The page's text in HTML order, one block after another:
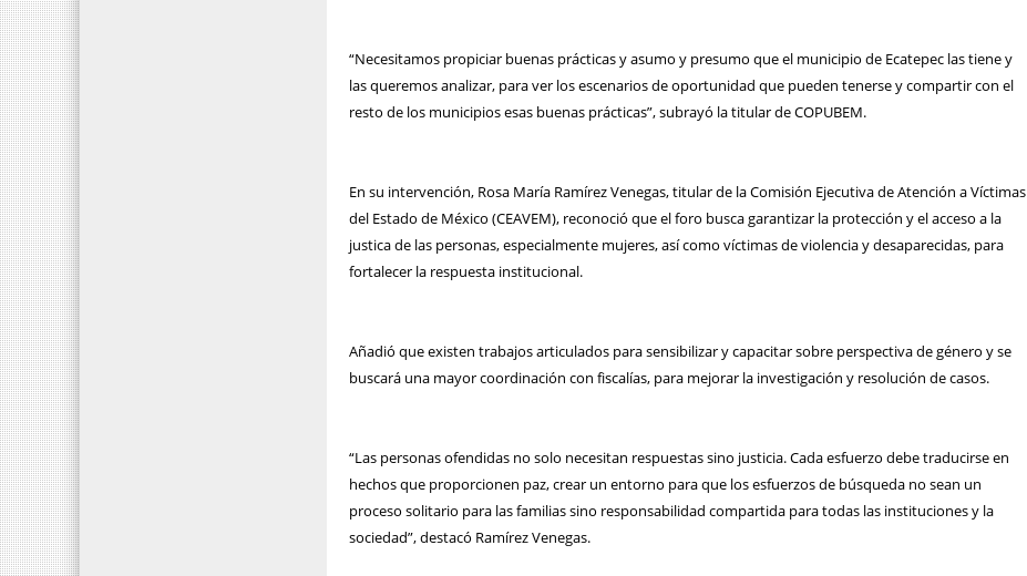
“Necesitamos propiciar buenas prácticas y asumo y presumo que el municipio de Ecatepec las tiene y
las queremos analizar, para ver los escenarios de oportunidad que pueden tenerse y compartir con el
resto de los municipios esas buenas prácticas”, subrayó la titular de COPUBEM.
En su intervención, Rosa María Ramírez Venegas, titular de la Comisión Ejecutiva de Atención a Víctimas
del Estado de México (CEAVEM), reconoció que el foro busca garantizar la protección y el acceso a la
justica de las personas, especialmente mujeres, así como víctimas de violencia y desaparecidas, para
fortalecer la respuesta institucional.
Añadió que existen trabajos articulados para sensibilizar y capacitar sobre perspectiva de género y se
buscará una mayor coordinación con fiscalías, para mejorar la investigación y resolución de casos.
“Las personas ofendidas no solo necesitan respuestas sino justicia. Cada esfuerzo debe traducirse en
hechos que proporcionen paz, crear un entorno para que los esfuerzos de búsqueda no sean un
proceso solitario para las familias sino responsabilidad compartida para todas las instituciones y la
sociedad”, destacó Ramírez Venegas.